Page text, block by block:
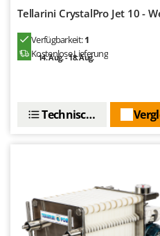
Tellarini CrystalPro Jet 10 -
Verfügbarkeit:1
Kostenlose Lieferung
14. Aug. - 18. Aug.
Technische Daten